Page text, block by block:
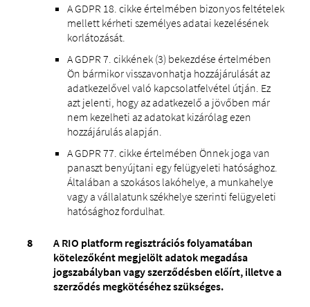
A GDPR 18. cikke értelmében bizonyos feltételek
mellett kérheti személyes adatai kezelésének
korlátozását.
A GDPR 7. cikkének (3) bekezdése értelmében
Ön bármikor visszavonhatja hozzájárulását az
adatkezelővel való kapcsolatfelvétel útján. Ez
azt jelenti, hogy az adatkezelő a jövőben már
nem kezelheti az adatokat kizárólag ezen
hozzájárulás alapján.
A GDPR 77. cikke értelmében Önnek joga van
panaszt benyújtani egy felügyeleti hatósághoz.
Általában a szokásos lakóhelye, a munkahelye
vagy a vállalatunk székhelye szerinti felügyeleti
hatósághoz fordulhat.
A RIO platform regisztrációs folyamatában
kötelezőként megjelölt adatok megadása
jogszabályban vagy szerződésben előírt, illetve a
szerződés megkötéséhez szükséges.